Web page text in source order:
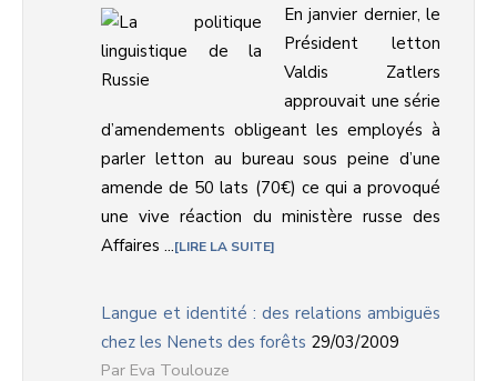
En janvier dernier, le
Président letton
Valdis Zatlers
approuvait une série
d’amendements obligeant les employés à
parler letton au bureau sous peine d’une
amende de 50 lats (70€) ce qui a provoqué
une vive réaction du ministère russe des
Affaires ... LIRE LA SUITE
Langue et identité : des relations ambiguës
chez les Nenets des forêts 29/03/2009
Eva Toulouze